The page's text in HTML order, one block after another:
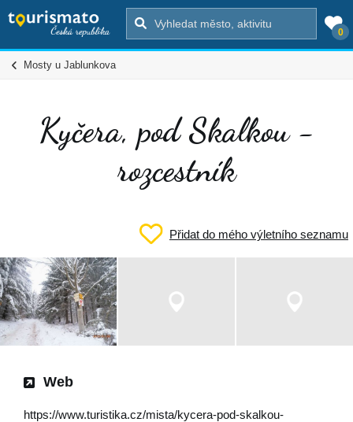
0
Mosty u Jablunkova
Kyčera, pod Skalkou -
rozcestník
Přidat do mého výletního seznamu
Web
https://www.turistika.cz/mista/kycera-pod-skalkou-